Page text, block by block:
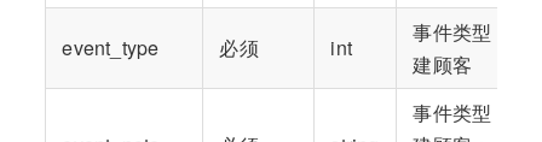
event_type 必须 int
事件类型：
建顾客
事件类型：